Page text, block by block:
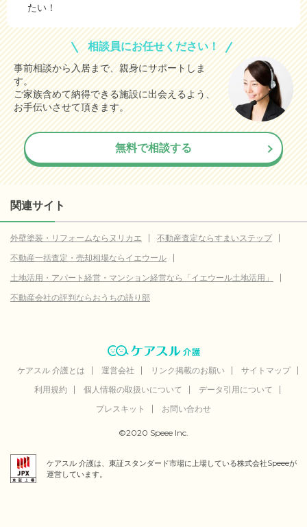
たい！
相談員にお任せください！
事前相談から入居まで、親身にサポートしま
す。
ご家族含めて納得できる施設に出会えるよう、
お手伝いさせて頂きます。
無料で相談する
関連サイト
外壁塗装・リフォームならヌリカエ
不動産査定ならすまいステップ
不動産一括査定・売却相場ならイエウール
土地活用・アパート経営・マンション経営なら「イエウール土地活用」
不動産会社の評判ならおうちの語り部
ケアスル 介護とは 運営会社 リンク掲載のお願い
サイトマップ
利用規約
個人情報の取扱いについて
データ引用について
プレスキット
お問い合わせ
©2020 Speee Inc.
ケアスル 介護は、東証スタンダード市場に上場している株式会社Speeeが
運営しています。